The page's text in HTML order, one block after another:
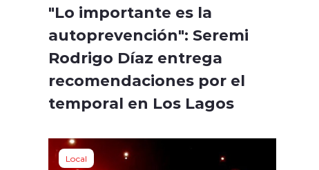
"Lo importante es la
autoprevención": Seremi
Rodrigo Díaz entrega
recomendaciones por el
temporal en Los Lagos
Local